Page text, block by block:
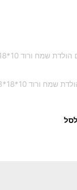
שמח ורוד 10*18*23